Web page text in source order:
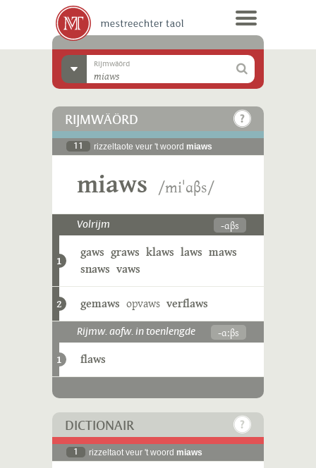
Rijmwäörd
RIJMWÄÖRD
11 rizzeltaote veur 't woord miaws
miaws /miˈɑβs/
Volrijm -ɑβs
1
gaws graws klaws laws maws
snaws vaws
2 gemaws opvaws verflaws
Rijmw. aofw. in toenlengde -ɑːβs
1 flaws
DICTIONAIR
1 rizzeltaot veur 't woord miaws